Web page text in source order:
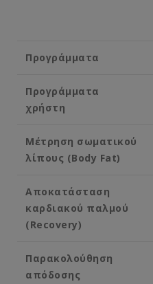
Προγράμματα
Προγράμματα
χρήστη
Μέτρηση σωματικού
λίπους (Body Fat)
Αποκατάσταση
καρδιακού παλμού
(Recovery)
Παρακολούθηση
απόδοσης